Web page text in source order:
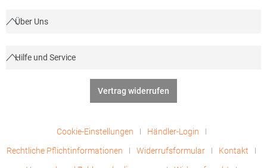
Über Uns
Hilfe und Service
Vertrag widerrufen
Cookie-Einstellungen
Händler-Login
Rechtliche Pflichtinformationen
Widerrufsformular
Kontakt